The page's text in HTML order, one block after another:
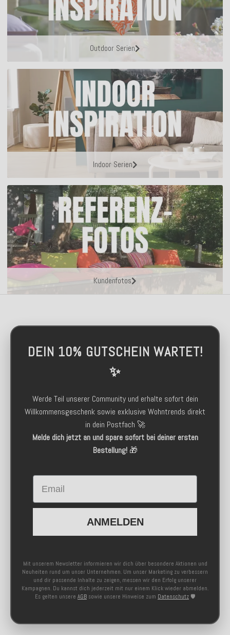
Outdoor Serien
Indoor Serien
Kundenfotos
DEIN 10% GUTSCHEIN WARTET!
✨
Werde Teil unserer Community und erhalte sofort dein
Willkommensgeschenk sowie exklusive Wohntrends direkt
in dein Postfach 🚀
Melde dich jetzt an und spare sofort bei deiner ersten
Bestellung!🎁
Email
ANMELDEN
Mit unserem Newsletter informieren wir dich über besondere Aktionen und
Neuheiten rund um unser Unternehmen. Um unser Marketing zu verbessern
und dir passende Inhalte zu zeigen, messen wir den Erfolg unserer
Kampagnen. Du kannst dich jederzeit mit nur einem Klick wieder abmelden.
Es gelten unsere AGB sowie unsere Hinweise zum Datenschutz 🛡️